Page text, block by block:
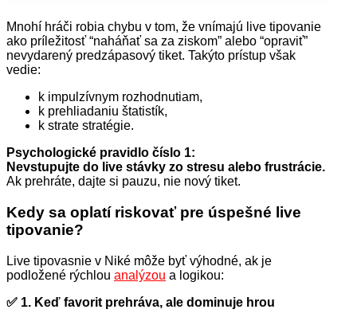
Mnohí hráči robia chybu v tom, že vnímajú live tipovanie
ako príležitosť “naháňať sa za ziskom” alebo “opraviť”
nevydarený predzápasový tiket. Takýto prístup však
vedie:
k impulzívnym rozhodnutiam,
k prehliadaniu štatistík,
k strate stratégie.
Psychologické pravidlo číslo 1:
Nevstupujte do live stávky zo stresu alebo frustrácie.
Ak prehráte, dajte si pauzu, nie nový tiket.
Kedy sa oplatí riskovať pre úspešné live
tipovanie?
Live tipovasnie v Niké môže byť výhodné, ak je
podložené rýchlou analýzou a logikou:
✅ 1. Keď favorit prehráva, ale dominuje hrou